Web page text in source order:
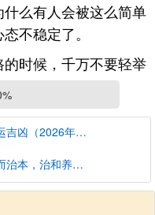
么有人会被这么简单
不稳定了。
时候，千万不要轻举
最脆弱的，是最容易
调整自己的情绪，稳
子兵法里面讲的一
翻身的机会。
生肖属猪人今日运势运程财运吉凶（2026年8月9日）详解查询
中医养生学强调治病不治表而治本，治和养兼顾是有必要的